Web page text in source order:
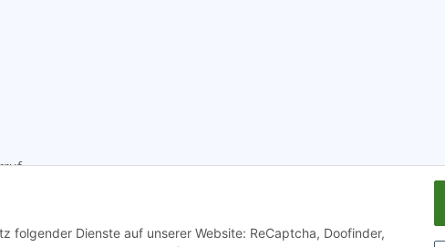
folgender Dienste auf unserer Website: ReCaptcha, Doofinder,